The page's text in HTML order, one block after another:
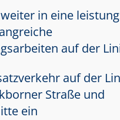
in eine
auf der
auf der
Straße und
ein